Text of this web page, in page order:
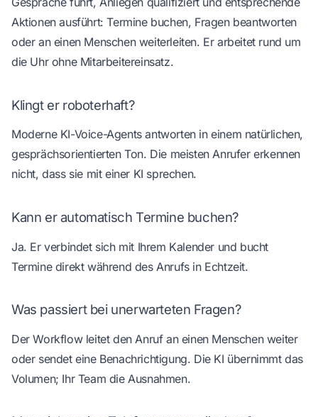
Aktionen ausführt: Termine buchen, Fragen beantworten
oder an einen Menschen weiterleiten. Er arbeitet rund um
die Uhr ohne Mitarbeitereinsatz.
Klingt er roboterhaft?
Moderne KI-Voice-Agents antworten in einem natürlichen,
gesprächsorientierten Ton. Die meisten Anrufer erkennen
nicht, dass sie mit einer KI sprechen.
Kann er automatisch Termine buchen?
Ja. Er verbindet sich mit Ihrem Kalender und bucht
Termine direkt während des Anrufs in Echtzeit.
Was passiert bei unerwarteten Fragen?
Der Workflow leitet den Anruf an einen Menschen weiter
oder sendet eine Benachrichtigung. Die KI übernimmt das
Volumen; Ihr Team die Ausnahmen.